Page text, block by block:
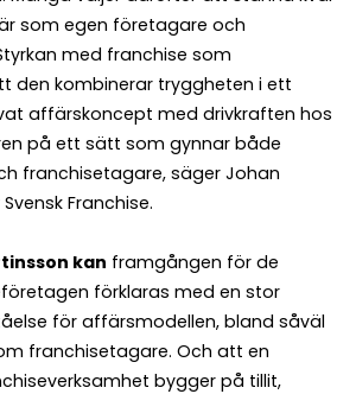
som egen företagare och
med franchise som
den kombinerar tryggheten i ett
affärskoncept med drivkraften hos
på ett sätt som gynnar både
franchisetagare, säger Johan
Franchise.
kan framgången för de
förklaras med en stor
för affärsmodellen, bland såväl
franchisetagare. Och att en
bygger på tillit,